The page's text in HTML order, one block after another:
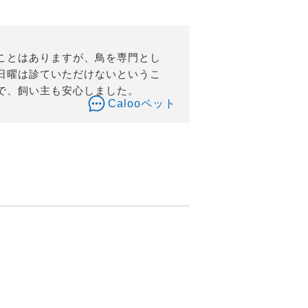
はありますが、鳥を専門とし
は診ていただけないというこ
飼い主も安心しました。
Calooペット